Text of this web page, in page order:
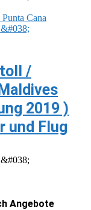
Cana
/
2019 )
und Flug
Angebote